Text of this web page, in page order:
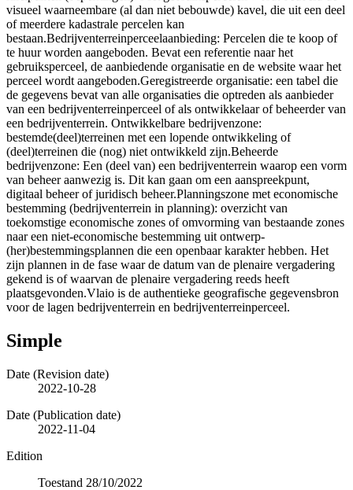
visueel waarneembare (al dan niet bebouwde) kavel, die uit een deel
of meerdere kadastrale percelen kan
bestaan.Bedrijventerreinperceelaanbieding: Percelen die te koop of
te huur worden aangeboden. Bevat een referentie naar het
gebruiksperceel, de aanbiedende organisatie en de website waar het
perceel wordt aangeboden.Geregistreerde organisatie: een tabel die
de gegevens bevat van alle organisaties die optreden als aanbieder
van een bedrijventerreinperceel of als ontwikkelaar of beheerder van
een bedrijventerrein. Ontwikkelbare bedrijvenzone:
bestemde(deel)terreinen met een lopende ontwikkeling of
(deel)terreinen die (nog) niet ontwikkeld zijn.Beheerde
bedrijvenzone: Een (deel van) een bedrijventerrein waarop een vorm
van beheer aanwezig is. Dit kan gaan om een aanspreekpunt,
digitaal beheer of juridisch beheer.Planningszone met economische
bestemming (bedrijventerrein in planning): overzicht van
toekomstige economische zones of omvorming van bestaande zones
naar een niet-economische bestemming uit ontwerp-
(her)bestemmingsplannen die een openbaar karakter hebben. Het
zijn plannen in de fase waar de datum van de plenaire vergadering
gekend is of waarvan de plenaire vergadering reeds heeft
plaatsgevonden.Vlaio is de authentieke geografische gegevensbron
voor de lagen bedrijventerrein en bedrijventerreinperceel.
Simple
Date (Revision date)
2022-10-28
Date (Publication date)
2022-11-04
Edition
Toestand 28/10/2022